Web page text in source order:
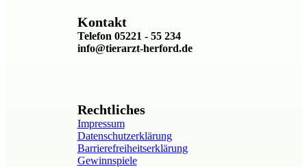
Kontakt
Telefon 05221 - 55 234
info@tierarzt-herford.de
Rechtliches
Impressum
Datenschutzerklärung
Barrierefreiheitserklärung
Gewinnspiele